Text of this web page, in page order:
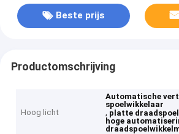
Beste prijs
Productomschrijving
Hoog licht
Automatische
spoelwikkelaar
, platte
hoge